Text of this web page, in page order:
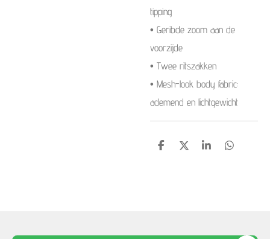
tipping
• Geribde zoom aan de
voorzijde
• Twee ritszakken
• Mesh-look body fabric:
ademend en lichtgewicht
S
S
S
S